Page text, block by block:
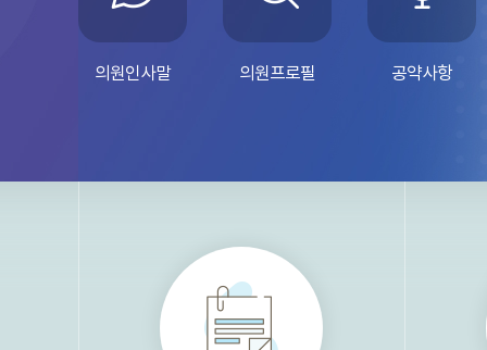
의원인사말 의원프로필 공약사항